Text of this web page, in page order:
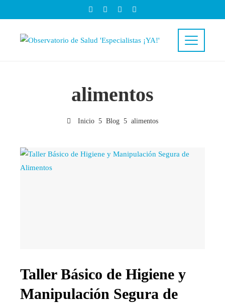
alimentos
Inicio Blog alimentos
Taller Básico de Higiene y
Manipulación Segura de